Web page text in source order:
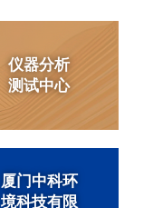
仪器分析
测试中心
厦门中科环
境科技有限